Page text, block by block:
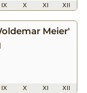
IX X XI XII
Meier'
IX X XI XII